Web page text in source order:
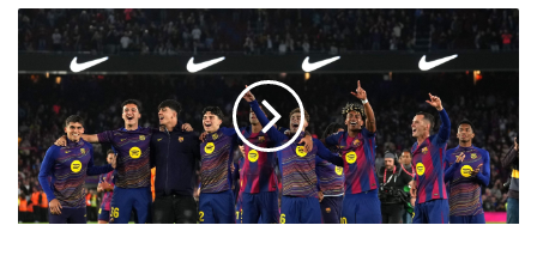
ليفاندوفسكي
يتلقى
ضربة
مواجهة
أتلتيكو
مدريد